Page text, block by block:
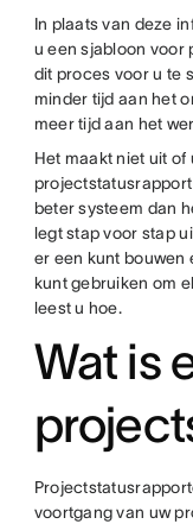
In plaats van deze
u een sjabloon voor
dit proces voor u te
minder tijd aan het
meer tijd aan het
Het maakt niet uit
beter systeem dan
legt stap voor stap
er een kunt bouwen
kunt gebruiken om
leest u hoe.
Wat is
voortgang van uw